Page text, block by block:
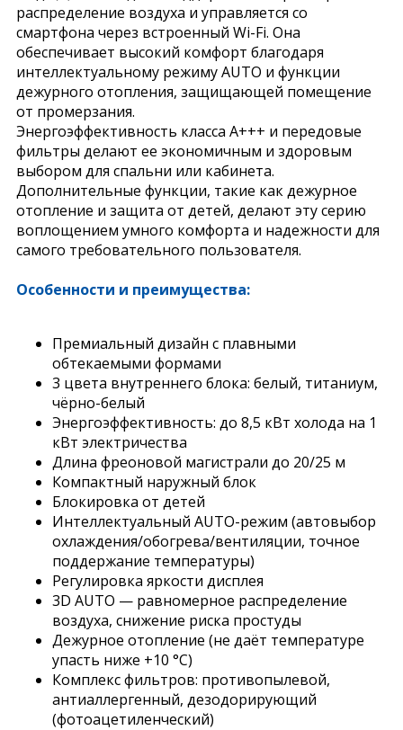
распределение воздуха и управляется со
смартфона через встроенный Wi-Fi. Она
обеспечивает высокий комфорт благодаря
интеллектуальному режиму AUTO и функции
дежурного отопления, защищающей помещение
от промерзания.
Энергоэффективность класса A+++ и передовые
фильтры делают ее экономичным и здоровым
выбором для спальни или кабинета.
Дополнительные функции, такие как дежурное
отопление и защита от детей, делают эту серию
воплощением умного комфорта и надежности для
самого требовательного пользователя.
Особенности и преимущества:
Премиальный дизайн с плавными
обтекаемыми формами
3 цвета внутреннего блока: белый, титаниум,
чёрно-белый
Энергоэффективность: до 8,5 кВт холода на 1
кВт электричества
Длина фреоновой магистрали до 20/25 м
Компактный наружный блок
Блокировка от детей
Интеллектуальный AUTO-режим (автовыбор
охлаждения/обогрева/вентиляции, точное
поддержание температуры)
Регулировка яркости дисплея
3D AUTO — равномерное распределение
воздуха, снижение риска простуды
Дежурное отопление (не даёт температуре
упасть ниже +10 °C)
Комплекс фильтров: противопылевой,
антиаллергенный, дезодорирующий
(фотоацетиленческий)